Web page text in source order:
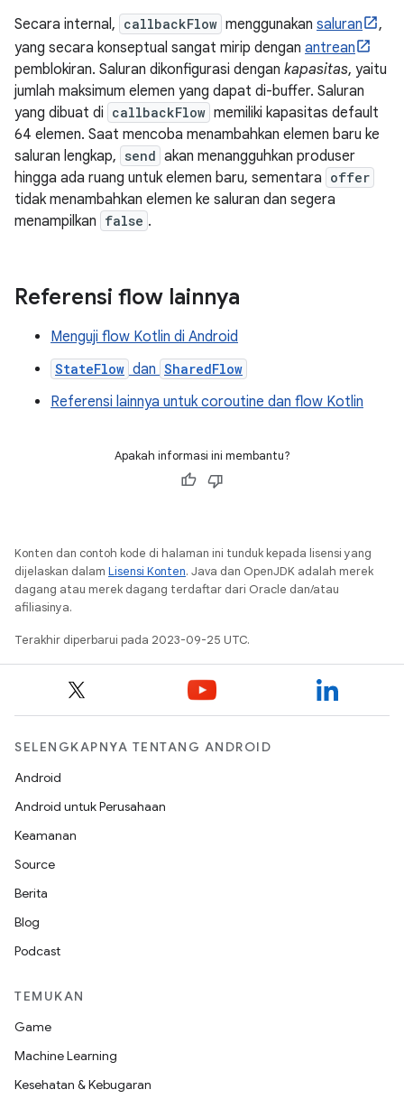
Secara internal, callbackFlow menggunakan saluran
,
yang secara konseptual sangat mirip dengan antrean
pemblokiran. Saluran dikonfigurasi dengan kapasitas, yaitu
jumlah maksimum elemen yang dapat di-buffer. Saluran
yang dibuat di callbackFlow memiliki kapasitas default
64 elemen. Saat mencoba menambahkan elemen baru ke
saluran lengkap, send akan menangguhkan produser
hingga ada ruang untuk elemen baru, sementara offer
tidak menambahkan elemen ke saluran dan segera
menampilkan false .
Referensi flow lainnya
Menguji flow Kotlin di Android
StateFlow dan SharedFlow
Referensi lainnya untuk coroutine dan flow Kotlin
Apakah informasi ini membantu?
Konten dan contoh kode di halaman ini tunduk kepada lisensi yang
dijelaskan dalam Lisensi Konten. Java dan OpenJDK adalah merek
dagang atau merek dagang terdaftar dari Oracle dan/atau
afiliasinya.
Terakhir diperbarui pada 2023-09-25 UTC.
SELENGKAPNYA TENTANG ANDROID
Android
Android untuk Perusahaan
Keamanan
Source
Berita
Blog
Podcast
TEMUKAN
Game
Machine Learning
Kesehatan & Kebugaran